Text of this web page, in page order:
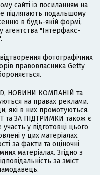
сайті із посиланням на
підлягають подальшому
в будь-якій формі,
агентства "Інтерфакс-
фотографічних
правовласника Getty
НОВИНИ КОМПАНІЙ та
на правах реклами.
які в них промотуються.
та ЗА ПІДТРИМКИ також є
у підготовці цього
у цих матеріалах.
за факти та оціночні
матеріалах. Згідно з
за зміст